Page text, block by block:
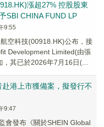
漲超27% 控股股東
SBI CHINA FUND LP
9:55
航空科技(00918.HK)公布，接
Development Limited(由張
其已於2026年7月16日(...
赴港上市獲備案，擬發行不
9:47
會發布《關於SHEIN Global